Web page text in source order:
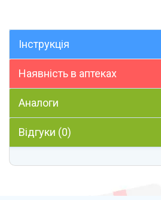
Інструкція
Наявність в аптеках
Аналоги
Відгуки (0)